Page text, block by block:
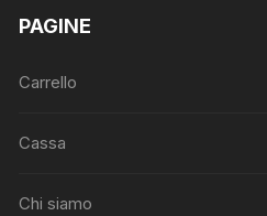
PAGINE
Carrello
Cassa
Chi siamo